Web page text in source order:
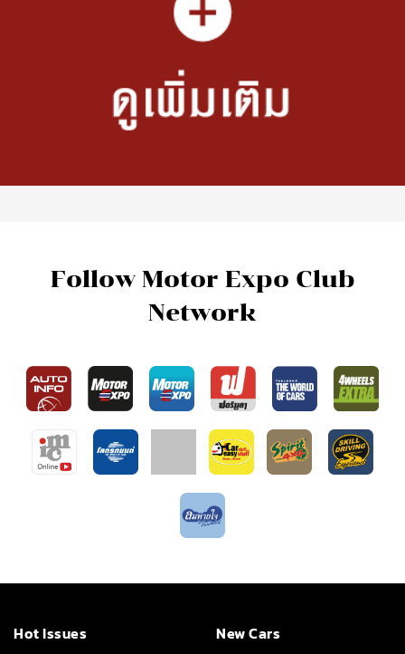
Follow Motor Expo Club
Network
Hot Issues
New Cars